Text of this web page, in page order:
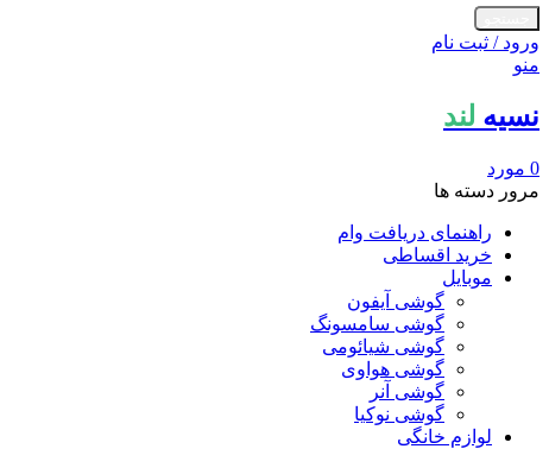
ورود / ثبت نام
منو
نسیه لند
0 مورد
مرور دسته ها
راهنمای دریافت وام
خرید اقساطی
موبایل
گوشی آیفون
گوشی سامسونگ
گوشی شیائومی
گوشی هواوی
گوشی آنر
گوشی نوکیا
لوازم خانگی